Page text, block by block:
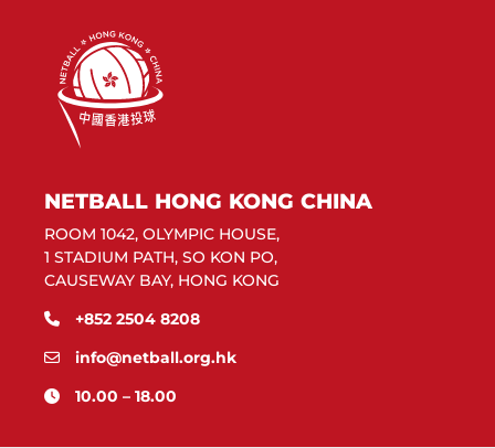
NETBALL HONG KONG CHINA
ROOM 1042, OLYMPIC HOUSE,
1 STADIUM PATH, SO KON PO,
CAUSEWAY BAY, HONG KONG
+852 2504 8208
info@netball.org.hk
10.00 – 18.00